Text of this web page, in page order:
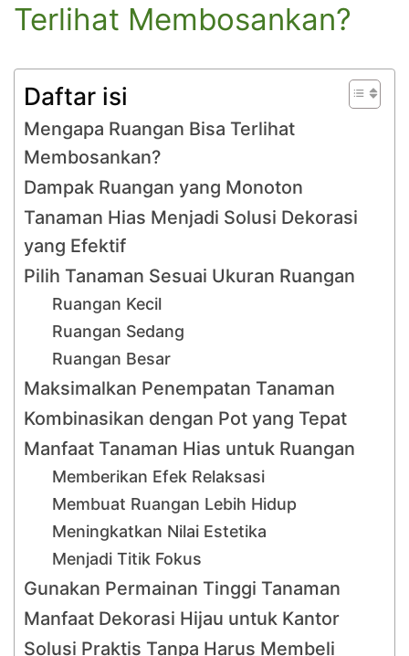
Terlihat Membosankan?
Daftar isi
Mengapa Ruangan Bisa Terlihat
Membosankan?
Dampak Ruangan yang Monoton
Tanaman Hias Menjadi Solusi Dekorasi
yang Efektif
Pilih Tanaman Sesuai Ukuran Ruangan
Ruangan Kecil
Ruangan Sedang
Ruangan Besar
Maksimalkan Penempatan Tanaman
Kombinasikan dengan Pot yang Tepat
Manfaat Tanaman Hias untuk Ruangan
Memberikan Efek Relaksasi
Membuat Ruangan Lebih Hidup
Meningkatkan Nilai Estetika
Menjadi Titik Fokus
Gunakan Permainan Tinggi Tanaman
Manfaat Dekorasi Hijau untuk Kantor
Solusi Praktis Tanpa Harus Membeli